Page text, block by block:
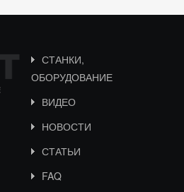
СТАНКИ,
ОБОРУДОВАНИЕ
ВИДЕО
НОВОСТИ
СТАТЬИ
FAQ